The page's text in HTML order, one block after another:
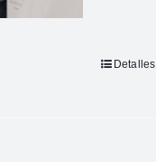
Detalles